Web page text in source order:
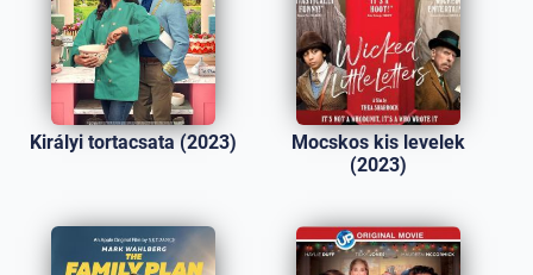
Királyi tortacsata (2023)
Mocskos kis levelek
(2023)